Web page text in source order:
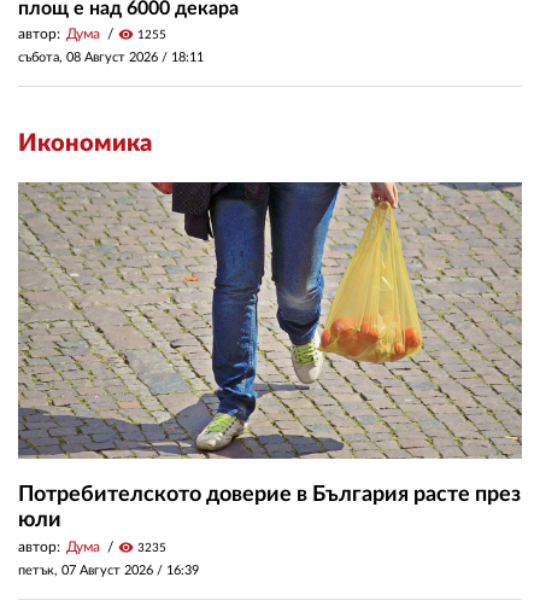
площ е над 6000 декара
автор: Дума visibility 1255
събота, 08 Август 2026 / 18:11
Икономика
Потребителското доверие в България расте през
юли
автор: Дума visibility 3235
петък, 07 Август 2026 / 16:39